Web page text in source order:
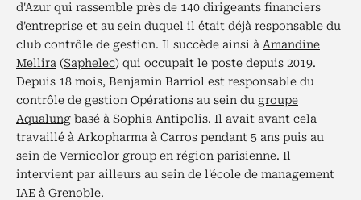
d'Azur qui rassemble près de 140 dirigeants financiers
d'entreprise et au sein duquel il était déjà responsable du
club contrôle de gestion. Il succède ainsi à Amandine
Mellira (Saphelec) qui occupait le poste depuis 2019.
Depuis 18 mois, Benjamin Barriol est responsable du
contrôle de gestion Opérations au sein du groupe
Aqualung basé à Sophia Antipolis. Il avait avant cela
travaillé à Arkopharma à Carros pendant 5 ans puis au
sein de Vernicolor group en région parisienne. Il
intervient par ailleurs au sein de l'école de management
IAE à Grenoble.